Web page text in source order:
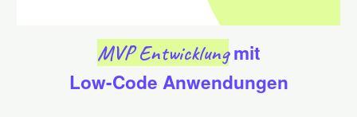
MVP Entwicklungmit
Low-Code Anwendungen